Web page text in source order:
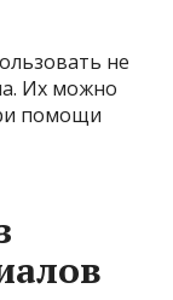
не
Их можно
помощи